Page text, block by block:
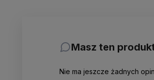
Masz ten
Nie ma jeszcze żadnych